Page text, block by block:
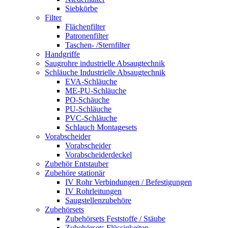
Siebkörbe
Filter
Flächenfilter
Patronenfilter
Taschen- /Sternfilter
Handgriffe
Saugrohre industrielle Absaugtechnik
Schläuche Industrielle Absaugtechnik
EVA-Schläuche
ME-PU-Schläuche
PO-Schäuche
PU-Schläuche
PVC-Schläuche
Schlauch Montagesets
Vorabscheider
Vorabscheider
Vorabscheiderdeckel
Zubehör Entstauber
Zubehöre stationär
IV Rohr Verbindungen / Befestigungen
IV Rohrleitungen
Saugstellenzubehöre
Zubehörsets
Zubehörsets Feststoffe / Stäube